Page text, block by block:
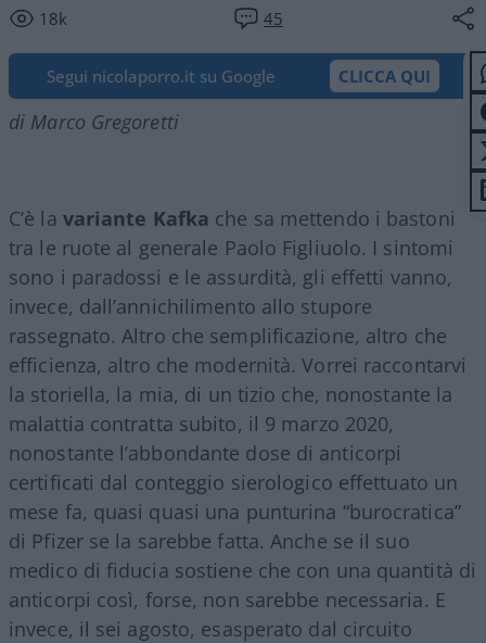
18k 45
Segui nicolaporro.it su Google CLICCA QUI
di Marco Gregoretti
C’è la variante Kafka che sa mettendo i bastoni
tra le ruote al generale Paolo Figliuolo. I sintomi
sono i paradossi e le assurdità, gli effetti vanno,
invece, dall’annichilimento allo stupore
rassegnato. Altro che semplificazione, altro che
efficienza, altro che modernità. Vorrei raccontarvi
la storiella, la mia, di un tizio che, nonostante la
malattia contratta subito, il 9 marzo 2020,
nonostante l’abbondante dose di anticorpi
certificati dal conteggio sierologico effettuato un
mese fa, quasi quasi una punturina “burocratica”
di Pfizer se la sarebbe fatta. Anche se il suo
medico di fiducia sostiene che con una quantità di
anticorpi così, forse, non sarebbe necessaria. E
invece, il sei agosto, esasperato dal circuito